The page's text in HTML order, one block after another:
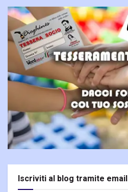
Iscriviti al blog tramite email